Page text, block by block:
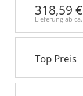
318,59 €
Lieferung ab ca.
Top Preis